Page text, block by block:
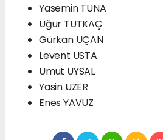
Yasemin TUNA
Uğur TUTKAÇ
Gürkan UÇAN
Levent USTA
Umut UYSAL
Yasin UZER
Enes YAVUZ